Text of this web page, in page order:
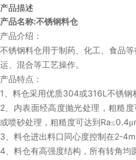
产品描述
产品名称:不锈钢料仓
产品介绍：
不锈钢料仓用于制药、化工、食品
运、混合等工艺操作。
产品特点：
1 、料仓采用优质304或316L 不锈钢
2、内表面经高度抛光处理，粗糙度
或喷砂处理，粗糙度可达到 Ra≤0.4μ
3、料仓进出料口同心度控制在2-
4、料仓有高强度结构，所有转角均